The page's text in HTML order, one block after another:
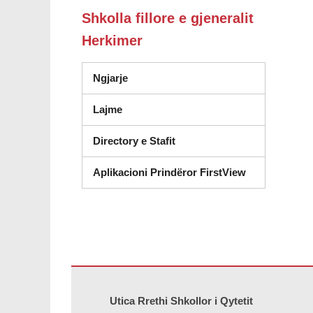
Shkolla fillore e gjeneralit
Herkimer
Ngjarje
Lajme
Directory e Stafit
Aplikacioni Prindëror FirstView
Utica Rrethi Shkollor i Qytetit